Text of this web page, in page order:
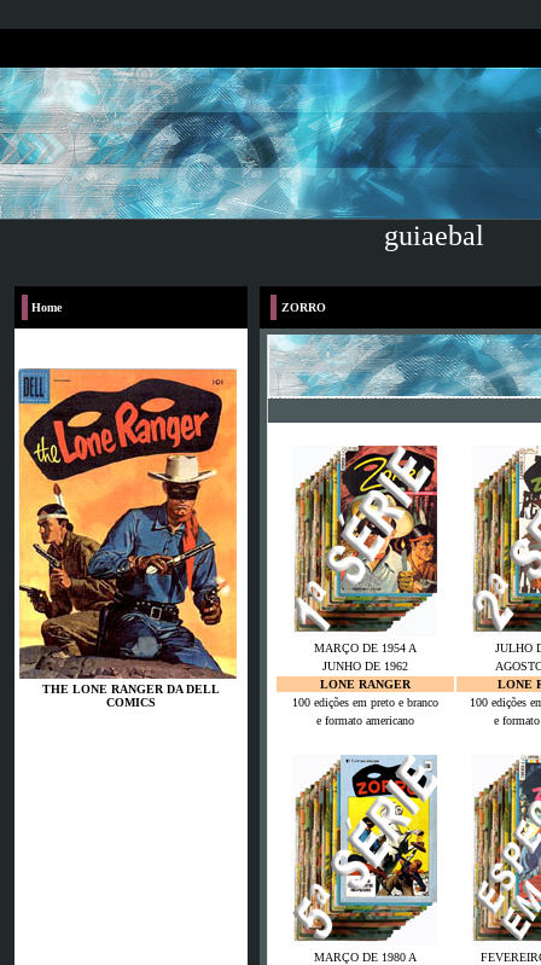
guiaebal
Home
THE LONE RANGER DA DELL
COMICS
ZORRO
MARÇO DE 1954 A
JULHO
JUNHO DE 1962
LONE RANGER
LONE
100 edições em preto e branco
100 edições
e formato americano
e
MARÇO DE 1980 A